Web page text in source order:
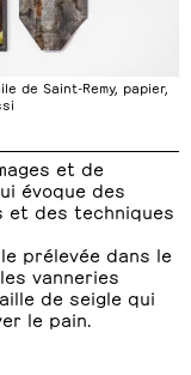
et de
évoque des
et des techniques
prélevée dans le
vanneries
de seigle qui
le pain.
de Saint-Remy, papier,